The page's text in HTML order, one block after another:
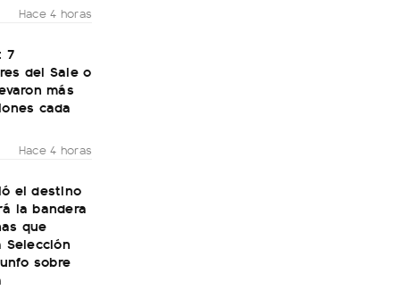
Hace 4 horas
7
del Sale o
más
cada
Hace 4 horas
el destino
la bandera
que
sobre